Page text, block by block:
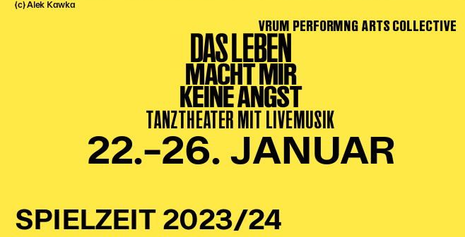
(c) Alek Kawka
VRUM PERFORMNG ARTS COLLECTIVE
DAS LEBEN
MACHT MIR
KEINE ANGST
TANZTHEATER MIT LIVEMUSIK
22.–26. JANUAR
SPIELZEIT 2023/24